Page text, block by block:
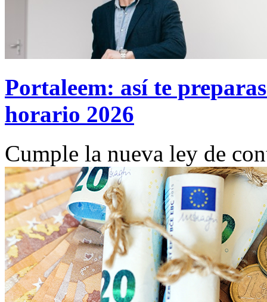
Portaleem: así te
horario 2026
Cumple la nueva ley de